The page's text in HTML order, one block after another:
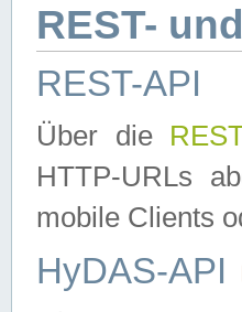
REST-
REST-API
Über die
HTTP-URLs
mobile Clients
HyDAS-API